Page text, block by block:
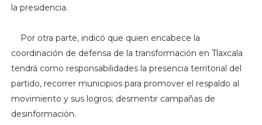
la presidencia.
Por otra parte, indicó que quien encabece la
coordinación de defensa de la transformación en Tlaxcala
tendrá como responsabilidades la presencia territorial del
partido, recorrer municipios para promover el respaldo al
movimiento y sus logros; desmentir campañas de
desinformación.